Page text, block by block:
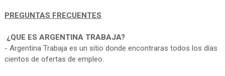
PREGUNTAS FRECUENTES
¿QUE ES ARGENTINA TRABAJA?
- Argentina Trabaja es un sitio donde encontraras todos los días
cientos de ofertas de empleo.